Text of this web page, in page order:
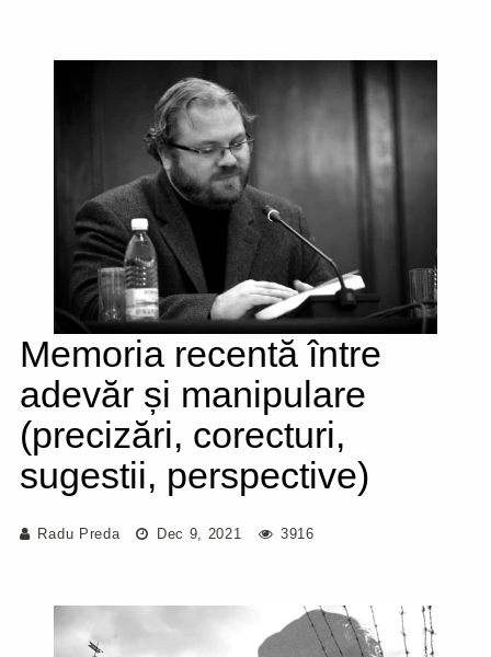
Memoria recentă între
adevăr și manipulare
(precizări, corecturi,
sugestii, perspective)
Radu Preda Dec 9, 2021 3916